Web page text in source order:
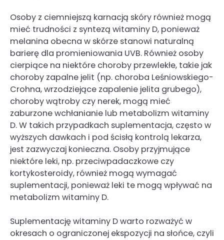
Osoby z ciemniejszą karnacją skóry również mogą
mieć trudności z syntezą witaminy D, ponieważ
melanina obecna w skórze stanowi naturalną
barierę dla promieniowania UVB. Również osoby
cierpiące na niektóre choroby przewlekłe, takie jak
choroby zapalne jelit (np. choroba Leśniowskiego-
Crohna, wrzodziejące zapalenie jelita grubego),
choroby wątroby czy nerek, mogą mieć
zaburzone wchłanianie lub metabolizm witaminy
D. W takich przypadkach suplementacja, często w
wyższych dawkach i pod ścisłą kontrolą lekarza,
jest zazwyczaj konieczna. Osoby przyjmujące
niektóre leki, np. przeciwpadaczkowe czy
kortykosteroidy, również mogą wymagać
suplementacji, ponieważ leki te mogą wpływać na
metabolizm witaminy D.
Suplementację witaminy D warto rozważyć w
okresach o ograniczonej ekspozycji na słońce, czyli